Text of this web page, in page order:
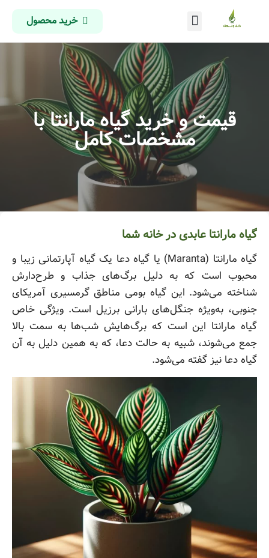
خرید محصول
قیمت و خرید گیاه مارانتا با
مشخصات کامل
گیاه مارانتا عابدی در خانه شما
گیاه مارانتا (Maranta) یا گیاه دعا یک گیاه آپارتمانی زیبا و
محبوب است که به دلیل برگ‌های جذاب و طرح‌دارش
شناخته می‌شود. این گیاه بومی مناطق گرمسیری آمریکای
جنوبی، به‌ویژه جنگل‌های بارانی برزیل است. ویژگی خاص
گیاه مارانتا این است که برگ‌هایش شب‌ها به سمت بالا
جمع می‌شوند، شبیه به حالت دعا، که به همین دلیل به آن
گیاه دعا نیز گفته می‌شود.